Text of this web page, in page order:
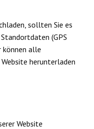
sollten Sie es
(GPS
können alle
herunterladen
Website